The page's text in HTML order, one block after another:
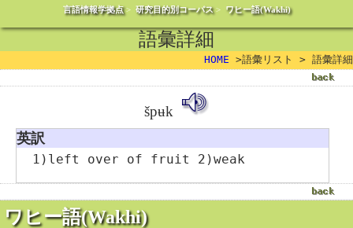
言語情報学拠点> 研究目的別コーパス> ワヒー語(Wakhi)
ワヒー語(Wakhi)
語彙詳細
HOME >語彙リスト > 語彙詳細
špʉk
英訳
1)left over of fruit 2)weak